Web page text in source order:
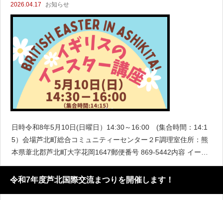
2026.04.17 お知らせ
日時令和8年5月10日(日曜日）14:30～16:00 (集合時間：14:1
5）会場芦北町総合コミュニティーセンター２F調理室住所：熊
本県葦北郡芦北町大字花岡1647郵便番号 869-5442内容 イース
タースイー
令和7年度芦北国際交流まつりを開催します！